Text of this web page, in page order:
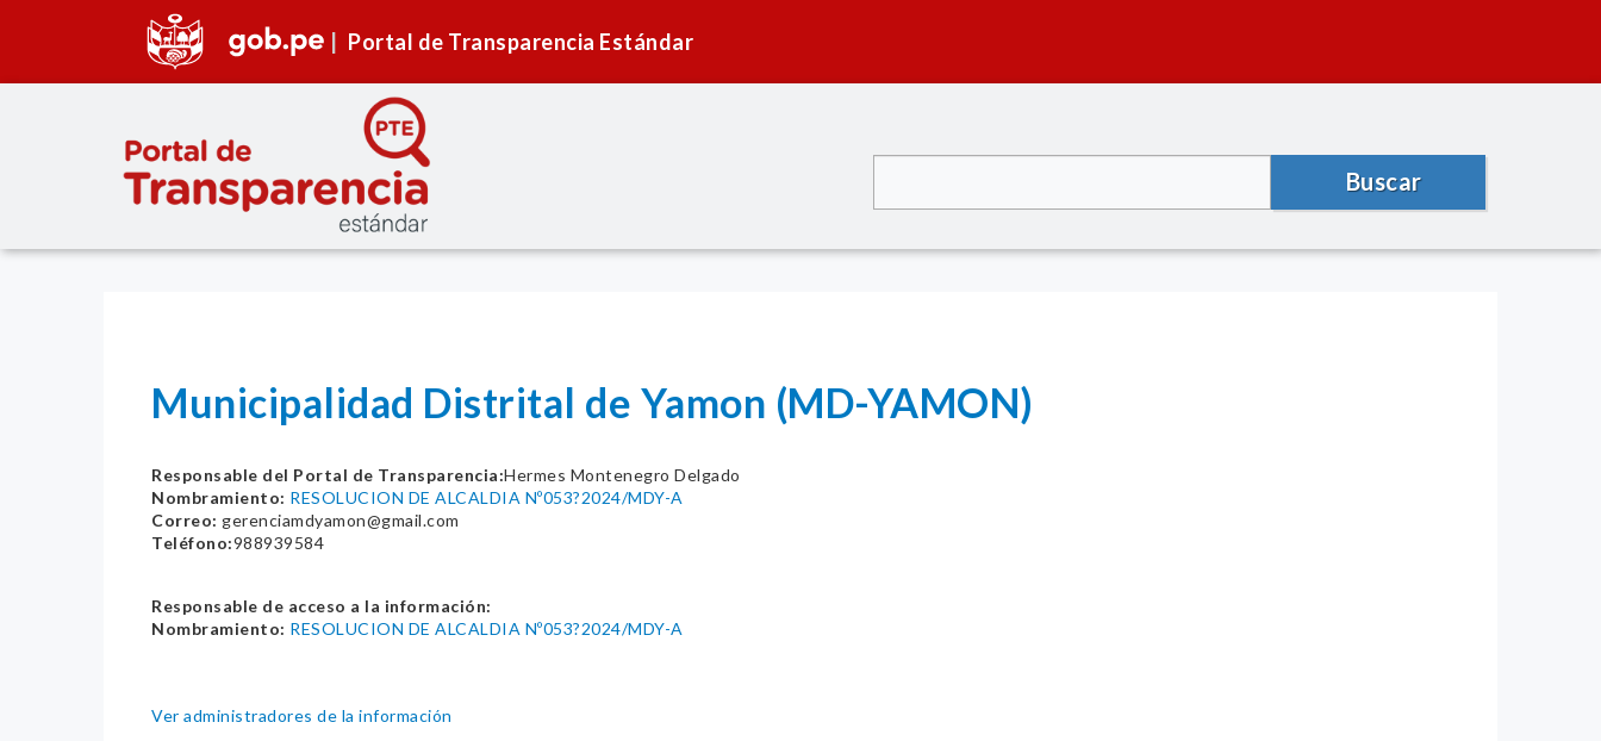
Portal de Transparencia Estándar
Buscar
Municipalidad Distrital de Yamon (MD-YAMON)
Responsable del Portal de Transparencia:Hermes Montenegro Delgado
Nombramiento: RESOLUCION DE ALCALDIA Nº053?2024/MDY-A
Correo: gerenciamdyamon@gmail.com
Teléfono:988939584
Responsable de acceso a la información:
Nombramiento: RESOLUCION DE ALCALDIA Nº053?2024/MDY-A
Ver administradores de la información